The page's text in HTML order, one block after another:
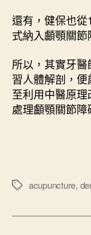
還有，健保也
式納入顱顎關節
所以，其實牙
習人體解剖，
至利用中醫原
處理顱顎關節障
標
acupuncture,